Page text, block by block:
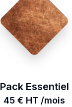
Pack Essentiel
45 € HT /mois